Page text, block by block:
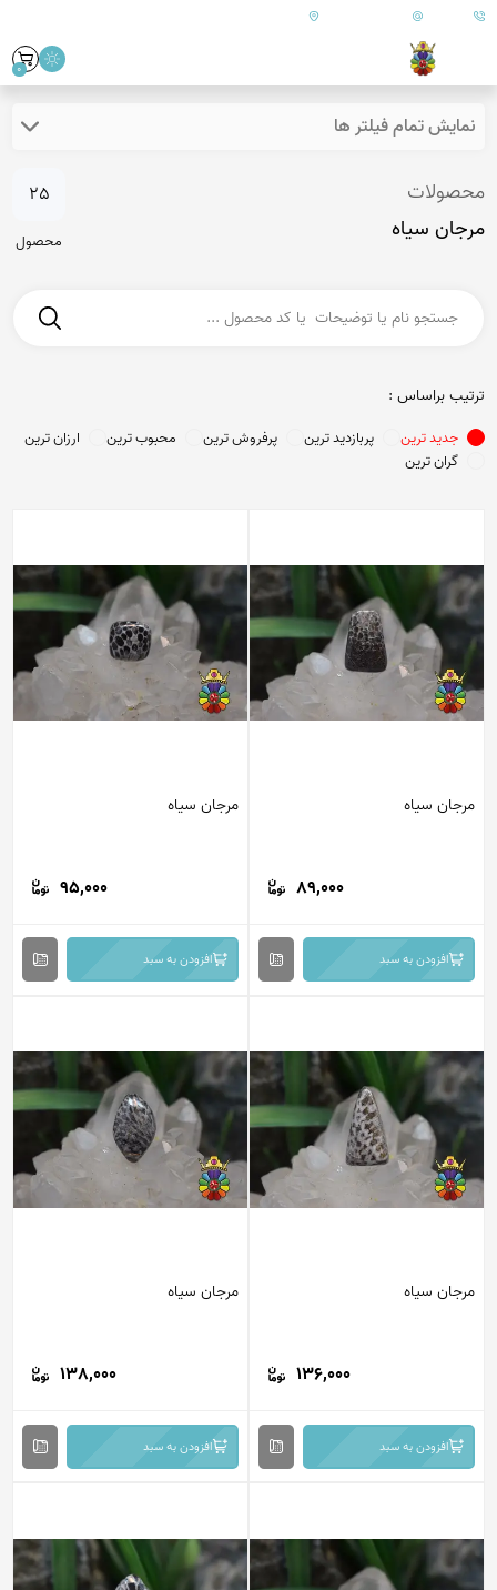
09179890157 ایران - فارس - کازرون
0
نمایش تمام فیلتر ها
محصولات
مرجان سیاه
25
محصول
ترتیب براساس :
جدید ترین پربازدید ترین پرفروش ترین محبوب ترین
ارزان ترین
گران ترین
مرجان سیاه
89,000
افزودن به سبد
مرجان سیاه
95,000
افزودن به سبد
مرجان سیاه
136,000
افزودن به سبد
مرجان سیاه
138,000
افزودن به سبد